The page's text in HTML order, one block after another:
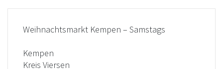
Weihnachtsmarkt Kempen – Samstags
Kempen
Kreis Viersen